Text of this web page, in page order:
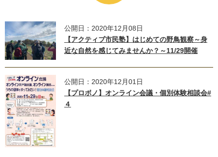
公開日：2020年12月08日
【アクティブ市民塾】はじめての野鳥観察～身
近な自然を感じてみませんか？～11/29開催
公開日：2020年12月01日
【プロボノ】オンライン会議・個別体験相談会#
４